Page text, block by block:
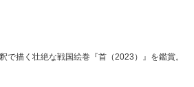
で描く壮絶な戦国絵巻『首（2023）』を鑑賞。